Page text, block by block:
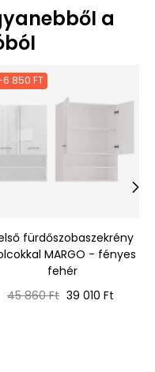
a
850 FT
fürdőszobaszekrény
MARGO - fényes
fehér
Normál
45 860 Ft Ár
39 010 Ft